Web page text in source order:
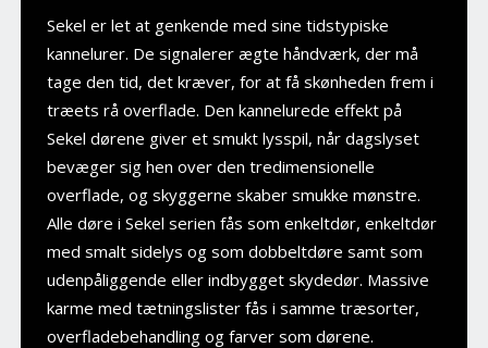
Sekel er let at genkende med sine tidstypiske
kannelurer. De signalerer ægte håndværk, der må
tage den tid, det kræver, for at få skønheden frem i
træets rå overflade. Den kannelurede effekt på
Sekel dørene giver et smukt lysspil, når dagslyset
bevæger sig hen over den tredimensionelle
overflade, og skyggerne skaber smukke mønstre.
Alle døre i Sekel serien fås som enkeltdør, enkeltdør
med smalt sidelys og som dobbeltdøre samt som
udenpåliggende eller indbygget skydedør. Massive
karme med tætningslister fås i samme træsorter,
overfladebehandling og farver som dørene.